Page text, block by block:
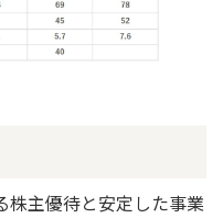
株主優待と安定した事業